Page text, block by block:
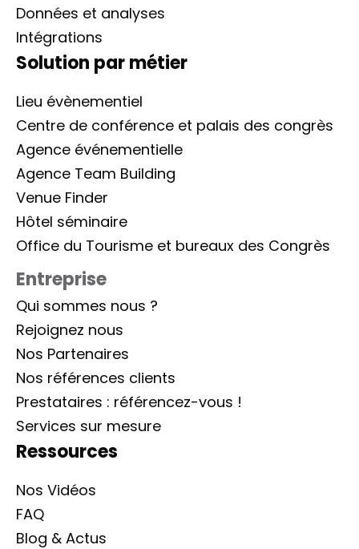
Données et analyses
Intégrations
Solution par métier
Lieu évènementiel
Centre de conférence et palais des congrès
Agence événementielle
Agence Team Building
Venue Finder
Hôtel séminaire
Office du Tourisme et bureaux des Congrès
Entreprise
Qui sommes nous ?
Rejoignez nous
Nos Partenaires
Nos références clients
Prestataires : référencez-vous !
Services sur mesure
Ressources
Nos Vidéos
FAQ
Blog & Actus